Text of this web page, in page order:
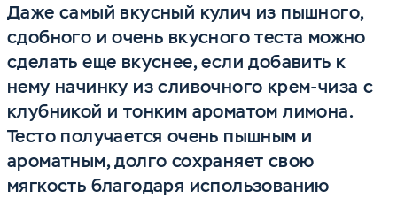
Даже самый вкусный кулич из пышного,
сдобного и очень вкусного теста можно
сделать еще вкуснее, если добавить к
нему начинку из сливочного крем-чиза с
клубникой и тонким ароматом лимона.
Тесто получается очень пышным и
ароматным, долго сохраняет свою
мягкость благодаря использованию